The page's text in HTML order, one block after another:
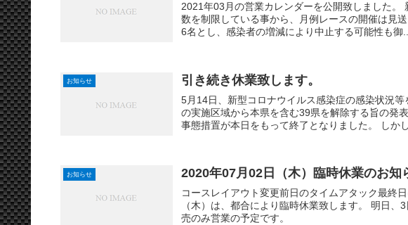
2021年03月の営業カレンダーを公開致しました
数を制限している事から、月例レースの開催は見
6名とし、感染者の増減により中止する可能性も御...
お知らせ 引き続き休業致します。
5月14日、新型コロナウイルス感染症の感染状況
の実施区域から本県を含む39県を解除する旨の発
事態措置が本日をもって終了となりました。 しか
お知らせ 2020年07月02日（木）臨時休業のお知
コースレイアウト変更前日のタイムアタック最終
（木）は、都合により臨時休業致します。 明日
売のみ営業の予定です。